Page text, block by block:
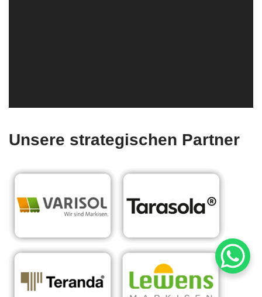
Unsere strategischen Partner